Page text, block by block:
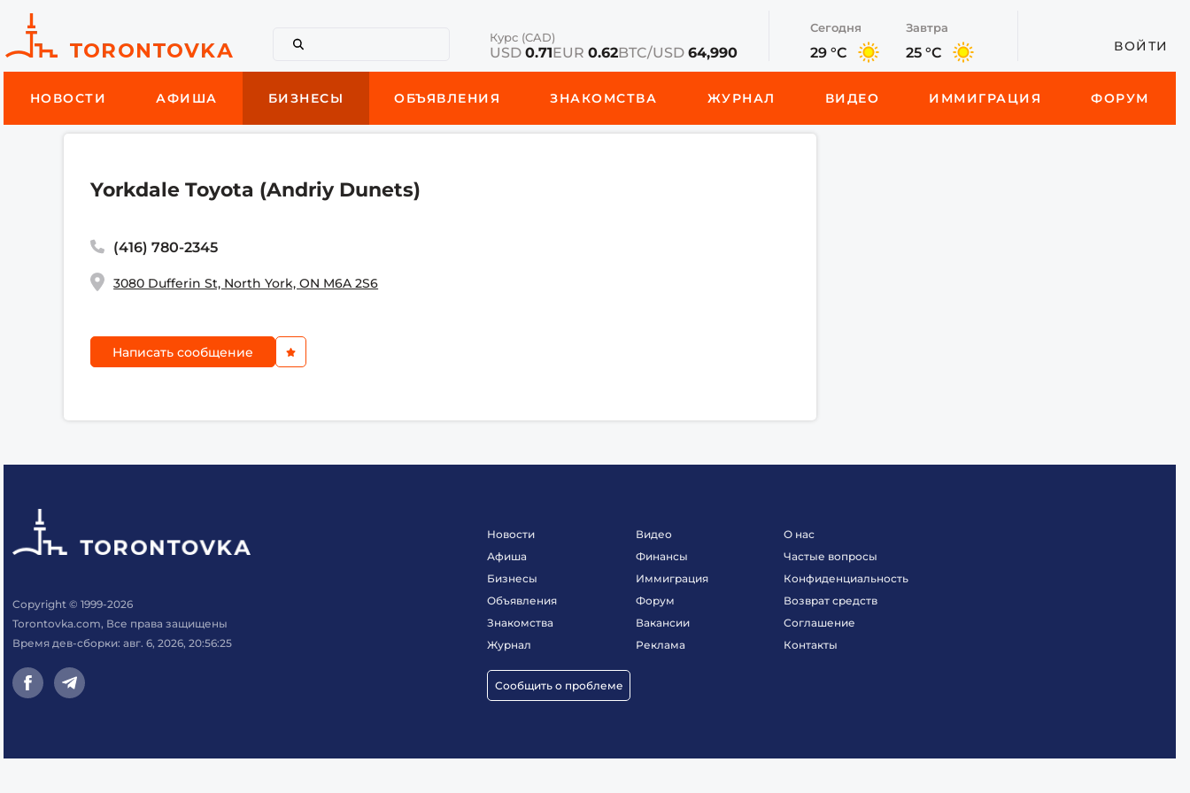
Курс (CAD)
USD0.71EUR0.62BTC/USD64,990
Сегодня
29 °C
Завтра
25 °C ВОЙТИ
НОВОСТИ АФИША БИЗНЕСЫ ОБЪЯВЛЕНИЯ ЗНАКОМСТВА ЖУРНАЛ ВИДЕО ИММИГРАЦИЯ ФОРУМ
Yorkdale Toyota (Andriy Dunets)
(416) 780-2345
3080 Dufferin St, North York, ON M6A 2S6
Написать сообщение
Copyright © 1999-2026
Torontovka.com, Все права защищены
Время дев-сборки: авг. 6, 2026, 20:56:25
Новости
Афиша
Бизнесы
Объявления
Знакомства
Журнал
Сообщить о проблеме
Видео
Финансы
Иммиграция
Форум
Вакансии
Реклама
О нас
Частые вопросы
Конфиденциальность
Возврат средств
Соглашение
Контакты